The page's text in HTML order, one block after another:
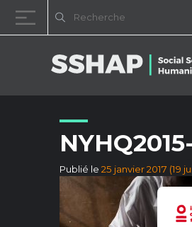
Publié le 25 janvier 2017 (19